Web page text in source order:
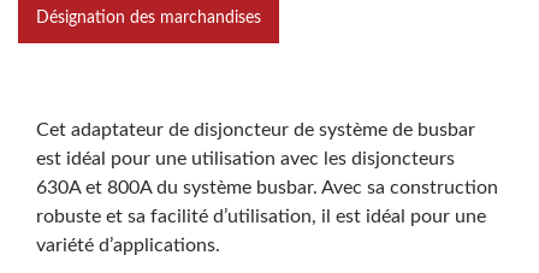
Désignation des marchandises
Cet adaptateur de disjoncteur de système de busbar
est idéal pour une utilisation avec les disjoncteurs
630A et 800A du système busbar. Avec sa construction
robuste et sa facilité d’utilisation, il est idéal pour une
variété d’applications.